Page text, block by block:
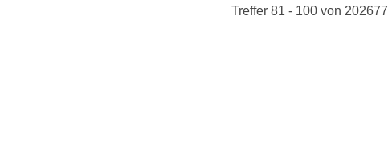
Treffer 81 - 100 von 202677